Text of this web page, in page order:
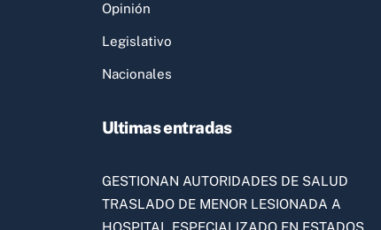
Opinión
Legislativo
Nacionales
Ultimas entradas
GESTIONAN AUTORIDADES DE SALUD
TRASLADO DE MENOR LESIONADA A
HOSPITAL ESPECIALIZADO EN ESTADOS